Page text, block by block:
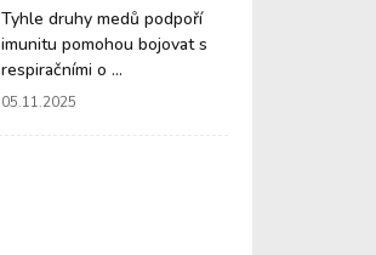
Tyhle druhy medů podpoří
imunitu pomohou bojovat s
respiračními o ...
05.11.2025